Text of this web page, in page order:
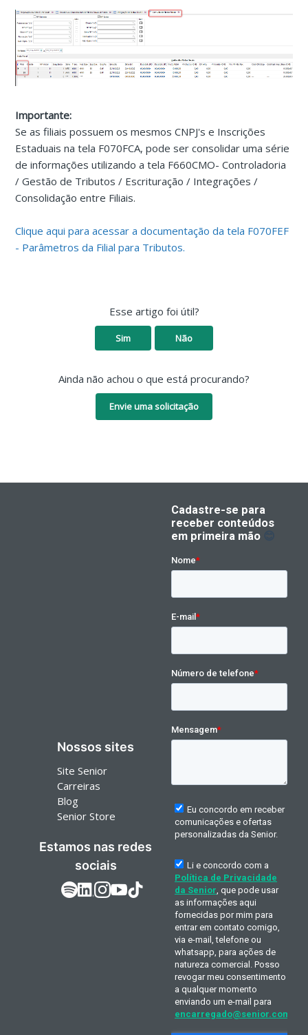
Importante:
Se as filiais possuem os mesmos CNPJ's e Inscrições
Estaduais na tela F070FCA, pode ser consolidar uma série
de informações utilizando a tela F660CMO- Controladoria
/ Gestão de Tributos / Escrituração / Integrações /
Consolidação entre Filiais.
Clique aqui para acessar a documentação da tela F070FEF
- Parâmetros da Filial para Tributos.
Esse artigo foi útil?
Sim Não
Ainda não achou o que está procurando?
Envie uma solicitação
Nossos sites
Site Senior
Carreiras
Blog
Senior Store
Estamos nas redes
sociais